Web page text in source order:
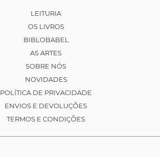
LEITURIA
OS LIVROS
BIBLOBABEL
AS ARTES
SOBRE NÓS
NOVIDADES
POLÍTICA DE PRIVACIDADE
ENVIOS E DEVOLUÇÕES
TERMOS E CONDIÇÕES